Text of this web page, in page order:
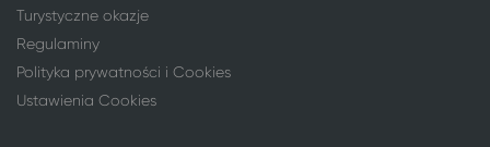
Wrocław
Chłopy
Wrocław
Wrocław
Ustroń*
Wrocław
Stary Licheń
Turystyczne okazje
Regulaminy
Polityka prywatności i Cookies
Ustawienia Cookies